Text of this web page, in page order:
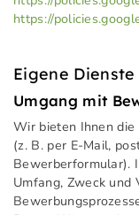
https://
Eigene Dienste
Umgang mit
Wir bieten Ihnen die
(z. B. per E-Mail,
Bewerberformular).
Umfang, Zweck und